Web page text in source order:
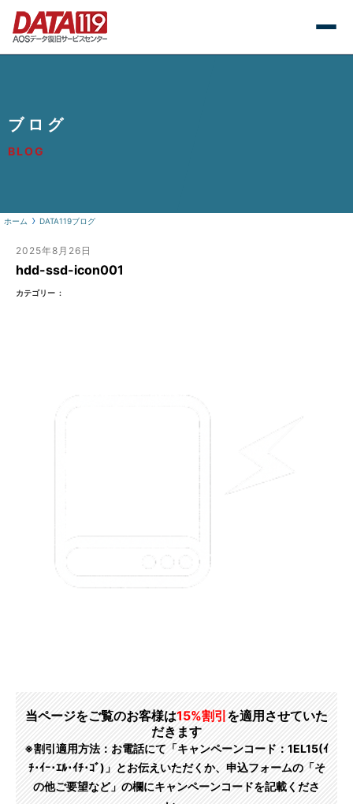
ブログ
BLOG
ホーム DATA119ブログ
2025年8月26日
hdd-ssd-icon001
カテゴリー
当ページをご覧のお客様は15%割引 を適用させていた
だきます
※割引適用方法：お電話にて「キャンペーンコード：1EL15(ｲ
ﾁ･ｲｰ･ｴﾙ･ｲﾁ･ｺﾞ)」とお伝えいただくか、申込フォームの「そ
の他ご要望など」の欄にキャンペーンコードを記載くださ